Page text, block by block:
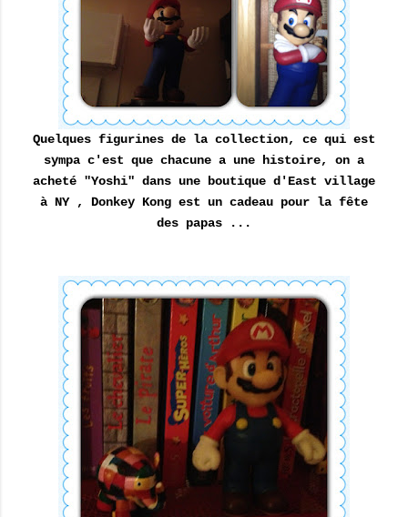
Quelques figurines de la collection, ce qui est
sympa c'est que chacune a une histoire, on a
acheté "Yoshi" dans une boutique d'East village
à NY , Donkey Kong est un cadeau pour la fête
des papas ...